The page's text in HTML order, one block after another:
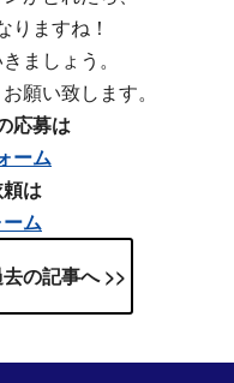
りますね！
ましょう。
願い致します。
応募は
ーム
は
ム
の記事へ >>